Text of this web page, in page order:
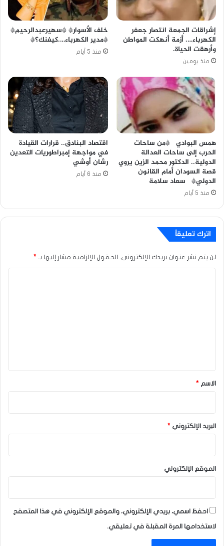
إشراقات الجمعة انتصار جعفر
الكهرباء…. أزمة أنهكت المواطن
وأرهقت الحياة.
منذ يومين
خلف الأسوار* *سهيرعبدالرحيم*
*مدير الكهرباء….كيفنك؟*
منذ 5 أيام
همس البوادي *من ساحات
الحرب إلى ساحات العدالة
الدولية.. الدكتور محمد الزين يروي
قصة السودان أمام القانون
الدولي* سعاد سلامة
منذ 5 أيام
اقتصاد البنادق.. قرارات القيادة
في مواجهة إمبراطوريات التعدين
رشان أوشي
منذ 6 أيام
اترك تعليقاً
لن يتم نشر عنوان بريدك الإلكتروني. الحقول الإلزامية مشار إليها بـ *
*الاسم *
البريد الإلكتروني *
الموقع الإلكتروني
احفظ اسمي، بريدي الإلكتروني، والموقع الإلكتروني في هذا المتصفح
لاستخدامها المرة المقبلة في تعليقي.